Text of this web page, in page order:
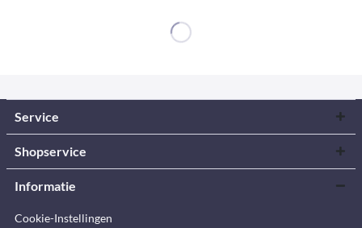
Service
Shopservice
Informatie
Cookie-Instellingen